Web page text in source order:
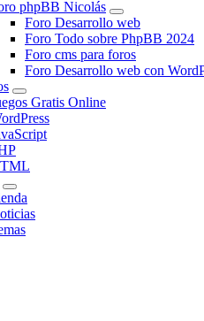
phpBB Nicolás
Foro Desarrollo web
Foro Todo sobre PhpBB 2024
Foro cms para foros
Foro Desarrollo web con
Gratis Online